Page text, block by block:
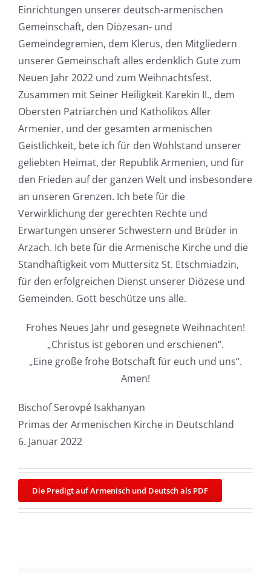
Einrichtungen unserer deutsch-armenischen
Gemeinschaft, den Diözesan- und
Gemeindegremien, dem Klerus, den Mitgliedern
unserer Gemeinschaft alles erdenklich Gute zum
Neuen Jahr 2022 und zum Weihnachtsfest.
Zusammen mit Seiner Heiligkeit Karekin II., dem
Obersten Patriarchen und Katholikos Aller
Armenier, und der gesamten armenischen
Geistlichkeit, bete ich für den Wohlstand unserer
geliebten Heimat, der Republik Armenien, und für
den Frieden auf der ganzen Welt und insbesondere
an unseren Grenzen. Ich bete für die
Verwirklichung der gerechten Rechte und
Erwartungen unserer Schwestern und Brüder in
Arzach. Ich bete für die Armenische Kirche und die
Standhaftigkeit vom Muttersitz St. Etschmiadzin,
für den erfolgreichen Dienst unserer Diözese und
Gemeinden. Gott beschütze uns alle.
Frohes Neues Jahr und gesegnete Weihnachten!
„Christus ist geboren und erschienen“.
„Eine große frohe Botschaft für euch und uns“.
Amen!
Bischof Serovpé Isakhanyan
Primas der Armenischen Kirche in Deutschland
6. Januar 2022
Die Predigt auf Armenisch und Deutsch als PDF